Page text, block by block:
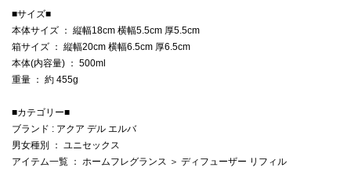
■サイズ■
本体サイズ ： 縦幅18cm 横幅5.5cm 厚5.5cm
箱サイズ ： 縦幅20cm 横幅6.5cm 厚6.5cm
本体(内容量) ： 500ml
重量 ： 約 455g
■カテゴリー■
ブランド : アクア デル エルバ
男女種別 ： ユニセックス
アイテム一覧 ： ホームフレグランス ＞ ディフューザー リフィル